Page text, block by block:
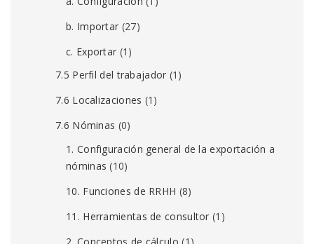
b. Importar (27)
c. Exportar (1)
7.5 Perfil del trabajador (1)
7.6 Localizaciones (1)
7.6 Nóminas (0)
1. Configuración general de la exportación a
nóminas (10)
10. Funciones de RRHH (8)
11. Herramientas de consultor (1)
2. Conceptos de cálculo (1)